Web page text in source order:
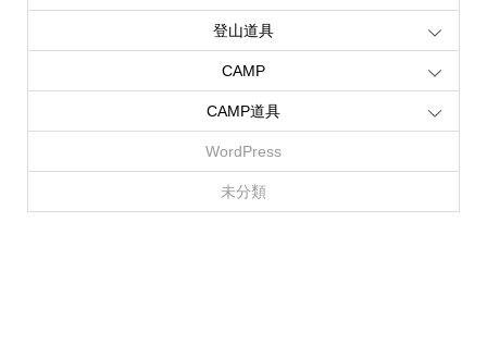
登山道具
CAMP
CAMP道具
WordPress
未分類